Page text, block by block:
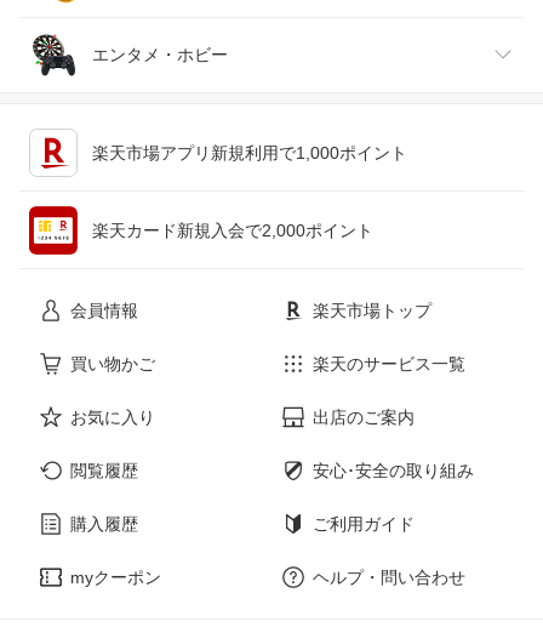
ジュエリー・アクセサリー
パソコン・周辺機器
車・バイク
インテリア・寝具・収納
エンタメ・ホビー
本・雑誌・コミック
楽天市場アプリ新規利用で1,000ポイント
楽天カード新規入会で2,000ポイント
会員情報 楽天市場トップ
買い物かご 楽天のサービス一覧
お気に入り 出店のご案内
閲覧履歴 安心･安全の取り組み
購入履歴 ご利用ガイド
myクーポン ヘルプ・問い合わせ